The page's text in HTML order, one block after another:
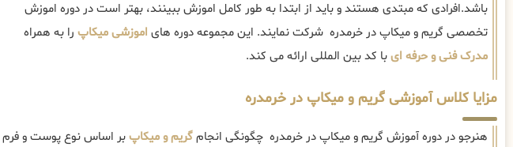
باشد.افرادی که مبتدی هستند و باید از ابتدا به طور کامل اموزش ببینند، بهتر است در دوره اموزش
تخصصی گریم و میکاپ در خرمدره شرکت نمایند. این مجموعه دوره های اموزشی میکاپ را به همراه
مدرک فنی و حرفه ایبا کد بین المللی ارائه می کند.
مزایا کلاس آموزشی گریم و میکاپ در خرمدره
هنرجو در دوره آموزش گریم و میکاپ در خرمدره چگونگی انجامگریم و میکاپبر اساس نوع پوست و فرم